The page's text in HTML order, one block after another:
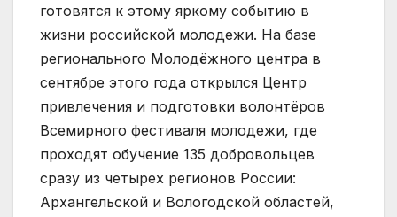
готовятся к этому яркому событию в
жизни российской молодежи. На базе
регионального Молодёжного центра в
сентябре этого года открылся Центр
привлечения и подготовки волонтёров
Всемирного фестиваля молодежи, где
проходят обучение 135 добровольцев
сразу из четырех регионов России:
Архангельской и Вологодской областей,